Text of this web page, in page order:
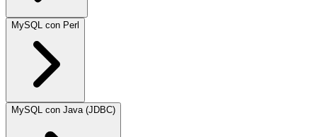
MySQL con Perl
MySQL con Java (JDBC)